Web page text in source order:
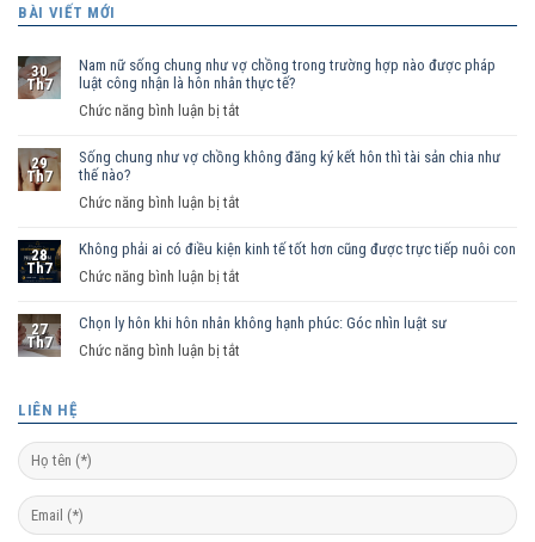
BÀI VIẾT MỚI
30
Th7
Nam nữ sống chung như vợ chồng trong trường hợp nào được pháp
luật công nhận là hôn nhân thực tế?
Chức năng bình luận bị tắt
nữ
vợ
trường
pháp
luật
nhận
29
Th7
Sống chung như vợ chồng không đăng ký kết hôn thì tài sản chia như
thế nào?
Chức năng bình luận bị tắt
chung
chồng
hôn
chia
28
Th7
Không phải ai có điều kiện kinh tế tốt hơn cũng được trực tiếp nuôi con
Chức năng bình luận bị tắt
phải
kiện
kinh
cũng
27
Th7
Chọn ly hôn khi hôn nhân không hạnh phúc: Góc nhìn luật sư
Chức năng bình luận bị tắt
hôn
khi
nhân
LIÊN HỆ